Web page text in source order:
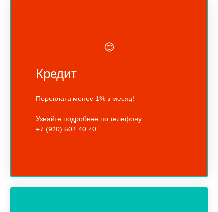
😊
Кредит
Переплата менее 1% в месяц!
Узнайте подробнее по телефону
+7 (920) 502-40-40